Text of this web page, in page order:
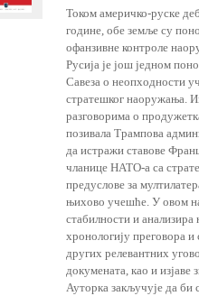
Током америчко-руске
године, обе земље су
офанзивне контроле
Русија је још једном
Савеза о неопходности
стратешког наоружања.
разговорима о
позивала Трампова
да истражи ставове
чланице НАТО-а са
предуслове за
њихово учешће. У овом
стабилности и
хронологију преговора
других релевантних
докумената, као и изјаве
Ауторка закључује да би